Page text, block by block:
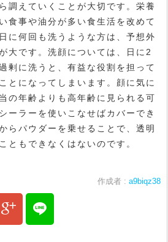
調えていくことが大切です。栄養
食事や油分が多い食生活を改めて
に何回も洗うような方は、予想外
大です。洗顔については、日に2
剰に洗うと、有益な役割を担って
とになってしまいます。顔に気に
の年齢よりも高年齢に見られる可
ーラーを使いこなせばカバーでき
らパウダーを乗せることで、透明
ともできなくはないのです。
作成者 : a9biqz38